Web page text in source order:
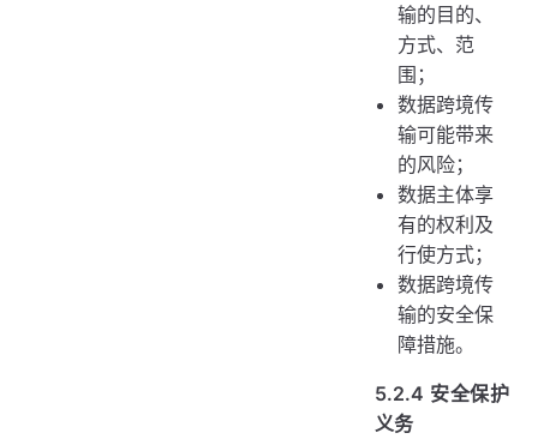
输的目的、
方式、范
围；
数据跨境传
输可能带来
的风险；
数据主体享
有的权利及
行使方式；
数据跨境传
输的安全保
障措施。
5.2.4 安全保护
义务